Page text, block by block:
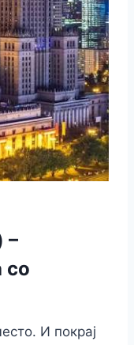
–
со
И покрај